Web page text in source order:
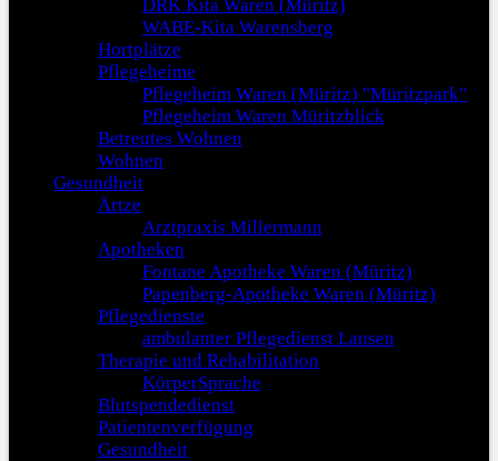
DRK Kita Waren (Müritz)
WABE-Kita Warensberg
Hortplätze
Pflegeheime
Pflegeheim Waren (Müritz) "Müritzpark"
Pflegeheim Waren Müritzblick
Betreutes Wohnen
Wohnen
Gesundheit
Ärtze
Arztpraxis Millermann
Apotheken
Fontane Apotheke Waren (Müritz)
Papenberg-Apotheke Waren (Müritz)
Pflegedienste
ambulanter Pflegedienst Lansen
Therapie und Rehabilitation
KörperSprache
Blutspendedienst
Patientenverfügung
Gesundheit